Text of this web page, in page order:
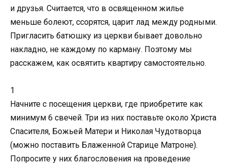
и друзья. Считается, что в освященном жилье
меньше болеют, ссорятся, царит лад между родными.
Пригласить батюшку из церкви бывает довольно
накладно, не каждому по карману. Поэтому мы
расскажем, как освятить квартиру самостоятельно.
1
Начните с посещения церкви, где приобретите как
минимум 6 свечей. Три из них поставьте около Христа
Спасителя, Божьей Матери и Николая Чудотворца
(можно поставить Блаженной Старице Матроне).
Попросите у них благословения на проведение